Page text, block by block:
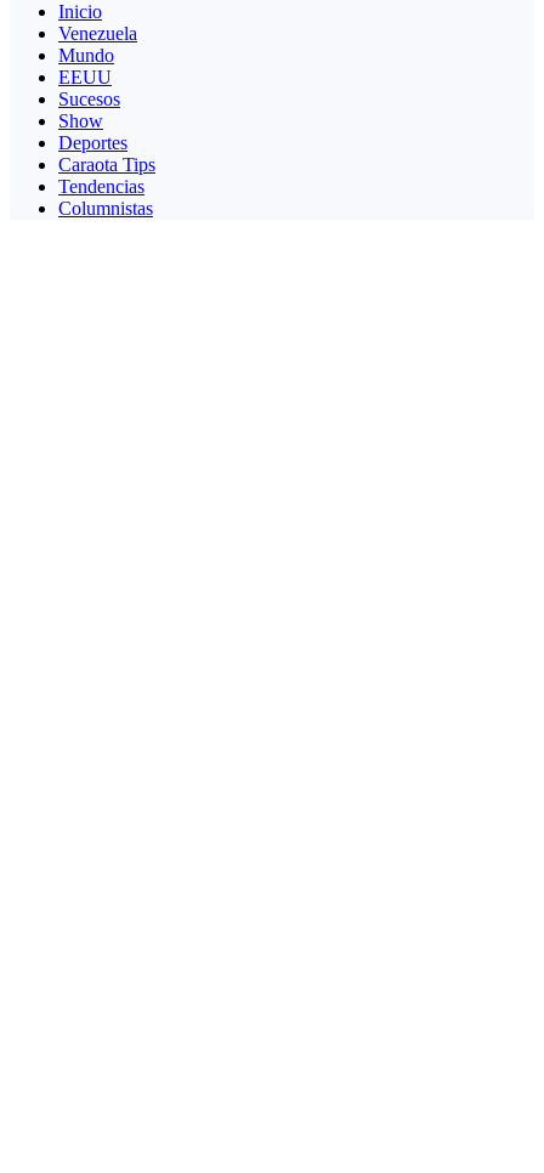
Inicio
Venezuela
Mundo
EEUU
Sucesos
Show
Deportes
Caraota Tips
Tendencias
Columnistas